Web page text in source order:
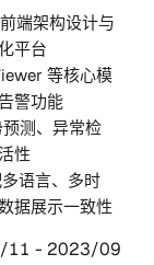
端架构设计与
平台
等核心模
警功能
测、异常检
性
语言、多时
据展示一致性
11 - 2023/09